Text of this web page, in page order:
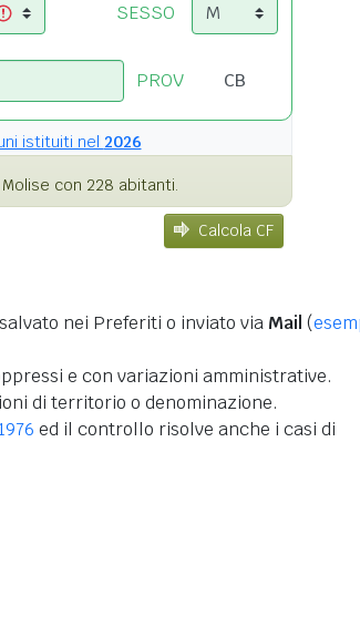
SESSO
PROV
istituiti nel 2026
con 228 abitanti.
Calcola CF
nei Preferiti o inviato via Mail (
e con variazioni amministrative.
di territorio o denominazione.
ed il controllo risolve anche i casi di